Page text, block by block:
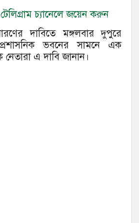
চ্যানেলে জয়েন করুন
দাবিতে মঙ্গলবার দুপুরে
প্রশাসনিক ভবনের সামনে এক
নেতারা এ দাবি জানান।